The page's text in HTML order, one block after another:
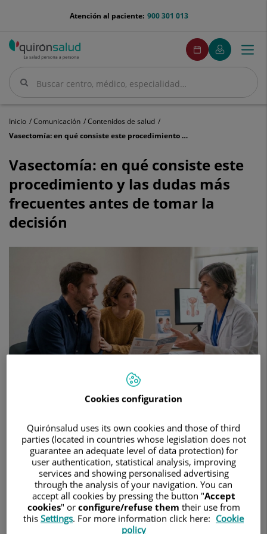
menu-
900 301 013
Atención al paciente:
Buscar
Buscar
menuPedirCita
Pedir
cita
Mi
Quirónsalud
Menú
Inicio Comunicación
Contenidos de salud
Vasectomía: en qué consiste este procedimiento y las dudas más frecuentes antes de tomar la decisión
en
qué
consiste
este
procedimiento
y
dudas
decisión
Vasectomía: en qué consiste este
procedimiento y las dudas más
frecuentes antes de tomar la
decisión
HOSPITAL QUIRÓNSALUD DEL VALLÈS UROLOGÍA
Para algunos hombres, llega un momento vital en el que se
plantean métodos anticonceptivos definitivos, seguros y
compatibles con su proyecto personal y familiar. En este
contexto, la vasectomía continúa siendo una opción eficaz,
aunque todavía rodeada de mitos y preguntas que generan
incertidumbre.
Cookies configuration
Quirónsalud uses its own cookies and those of third
parties (located in countries whose legislation does not
guarantee an adequate level of data protection) for
user authentication, statistical analysis, improving
services and showing personalised advertising
through the analysis of your navigation. You can
accept all cookies by pressing the button "Accept
cookies" or configure/refuse them their use from
this Settings. For more information click here: Cookie
policy